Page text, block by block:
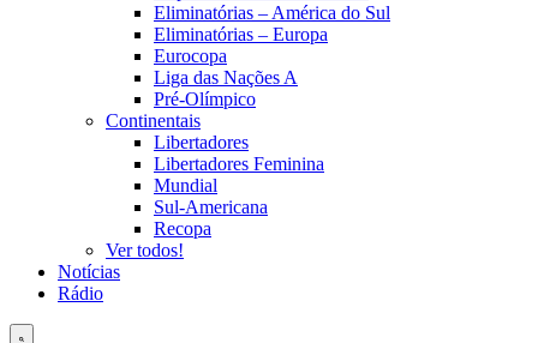
Eliminatórias – América do Sul
Eliminatórias – Europa
Eurocopa
Liga das Nações A
Pré-Olímpico
Continentais
Libertadores
Libertadores Feminina
Mundial
Sul-Americana
Recopa
Ver todos!
Notícias
Rádio